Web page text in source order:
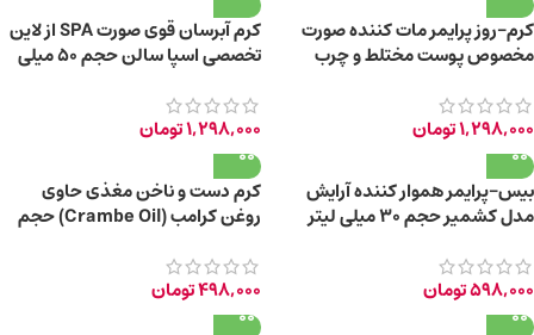
کرم-روز پرایمر مات کننده صورت
مخصوص پوست مختلط و چرب
1,298,000تومان
کرم آبرسان قوی صورت SPA از لاین
تخصصی اسپا سالن حجم 50 میلی
1,298,000تومان
بیس-پرایمر هموار کننده آرایش
مدل کشمیر حجم 30 میلی‌ لیتر
598,000تومان
کرم دست و ناخن مغذی حاوی
روغن کرامب (Crambe Oil) حجم
498,000تومان